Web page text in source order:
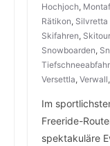
Hochjoch,
Rätikon, Silvretta
Skifahren,
Snowboarden,
Versettla,Verwall
Im
Freeride-
spektakuläre